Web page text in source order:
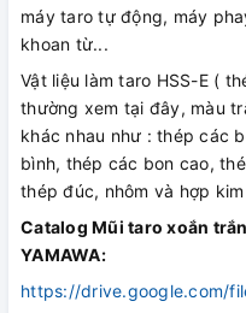
máy taro tự động, máy
khoan từ...
Vật liệu làm taro HSS-E (
thường xem tại đây, màu
khác nhau như : thép các
bình, thép các bon cao,
thép đúc, nhôm và hợp kim
Catalog Mũi taro xoắn
YAMAWA:
https://drive.google.com/